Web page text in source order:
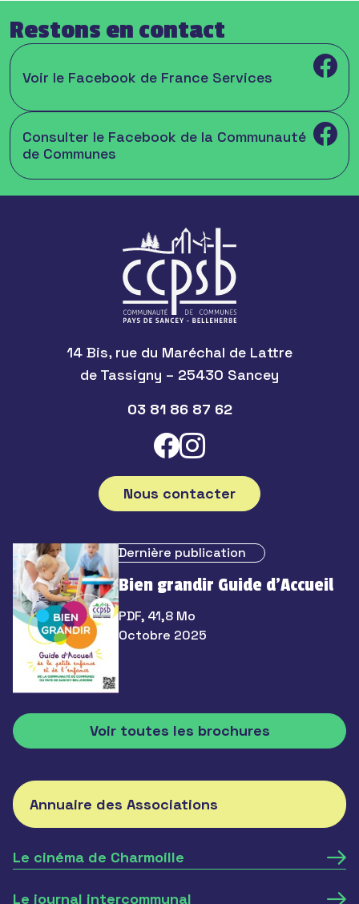
Restons en contact
Voir le Facebook de France Services
Consulter le Facebook de la Communauté
de Communes
14 Bis, rue du Maréchal de Lattre
de Tassigny – 25430 Sancey
03 81 86 87 62
Nous contacter
Dernière publication
Bien grandir Guide d’Accueil
PDF, 41,8 Mo
Octobre 2025
Voir toutes les brochures
Annuaire des Associations
Le cinéma de Charmoille
Le journal intercommunal